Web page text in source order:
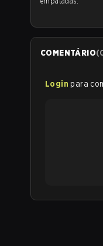
COMENTÁRIO(
Login para